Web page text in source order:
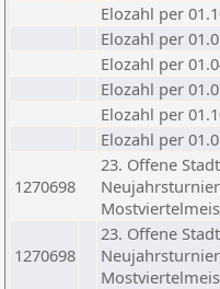
Elozahl per
Elozahl per
Elozahl per
Elozahl per
Elozahl per
Elozahl per
1270698
23. Offene
1270698
23. Offene